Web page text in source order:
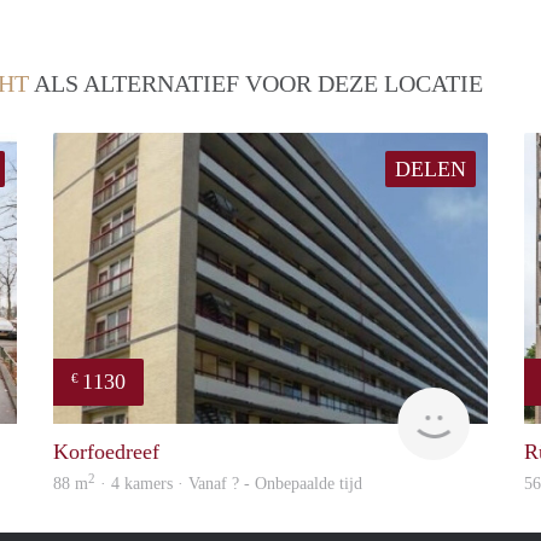
ALS ALTERNATIEF VOOR DEZE LOCATIE
rent
DELEN
€ 1130
Woning
Korfoedreef
88 m2 · 4 kamers · Vanaf ? - Onbepaalde tijd